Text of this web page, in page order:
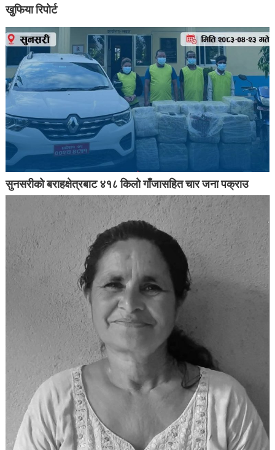
खुफिया रिपोर्ट
सुनसरीको बराहक्षेत्रबाट ४१८ किलो गाँजासहित चार जना पक्राउ